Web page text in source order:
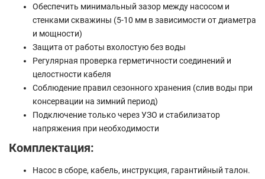
Обеспечить минимальный зазор между насосом и
стенками скважины (5-10 мм в зависимости от диаметра
и мощности)
Защита от работы вхолостую без воды
Регулярная проверка герметичности соединений и
целостности кабеля
Соблюдение правил сезонного хранения (слив воды при
консервации на зимний период)
Подключение только через УЗО и стабилизатор
напряжения при необходимости
Комплектация:
Насос в сборе, кабель, инструкция, гарантийный талон.